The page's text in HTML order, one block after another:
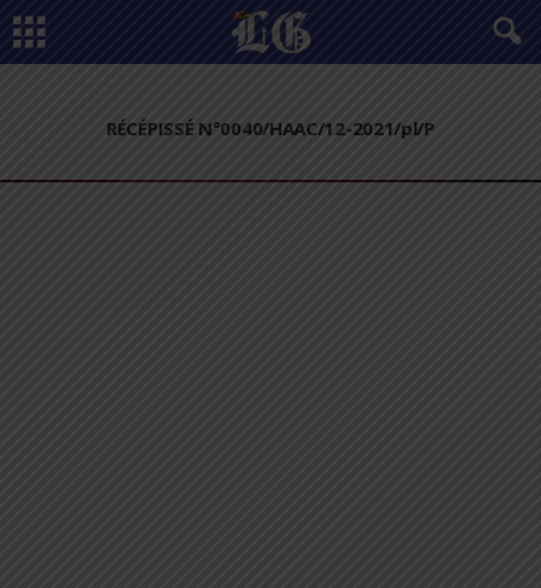
RÉCÉPISSÉ N°0040/HAAC/12-2021/pl/P